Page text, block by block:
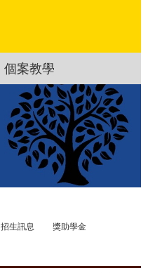
個案教學
招生訊息 獎助學金